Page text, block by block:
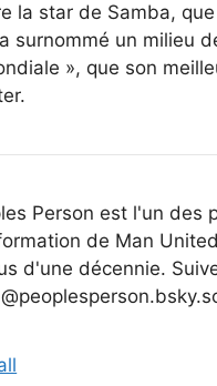
la star de Samba,
surnommé un milieu
», que son
Person est l'un des
de Man
d'une décennie.